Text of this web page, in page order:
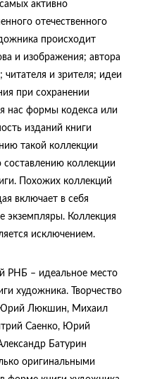
активно
отечественного
происходит
и изображения; автора
читателя и зрителя; идеи
при сохранении
нас формы кодекса или
изданий книги
такой коллекции
коллекции
Похожих коллекций
включает в себя
экземпляры. Коллекция
исключением.
РНБ – идеальное место
художника. Творчество
Юрий Люкшин, Михаил
Саенко, Юрий
Батурин
оригинальными